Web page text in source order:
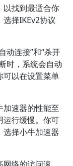
以找到最适合你
择IKEv2协议
动连接”和“杀开
时，系统会自动
可以在设置菜单
加速器的性能至
运行缓慢。你可
选择小牛加速器